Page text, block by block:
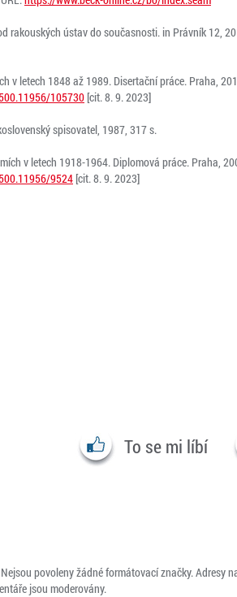
rakouských ústav do současnosti. in Právník 12,
v letech 1848 až 1989. Disertační práce. Praha,
105730 [cit. 8. 9. 2023]
spisovatel, 1987, 317 s.
v letech 1918-1964. Diplomová práce. Praha,
9524 [cit. 8. 9. 2023]
To se mi líbí
povoleny žádné formátovací značky. Adresy
jsou moderovány.